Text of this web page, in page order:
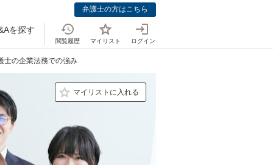
弁護士の方はこちら
を探す
閲覧履歴 マイリスト ログイン
士の企業法務での強み
マイリストに入れる